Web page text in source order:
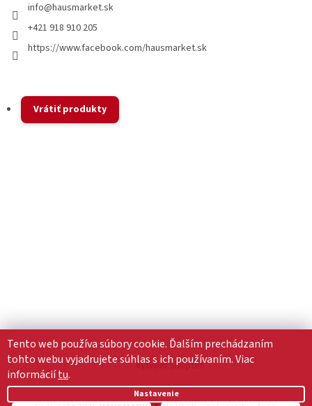
Tento web používa súbory cookie. Ďalším prechádzaním
tohto webu vyjadrujete súhlas s ich používaním. Viac
informáciítu.
Nastavenie
info@hausmarket.sk
+421 918 910 205
https://www.facebook.com/hausmarket.sk
Vrátiť produkty
Vytvoril Shoptet